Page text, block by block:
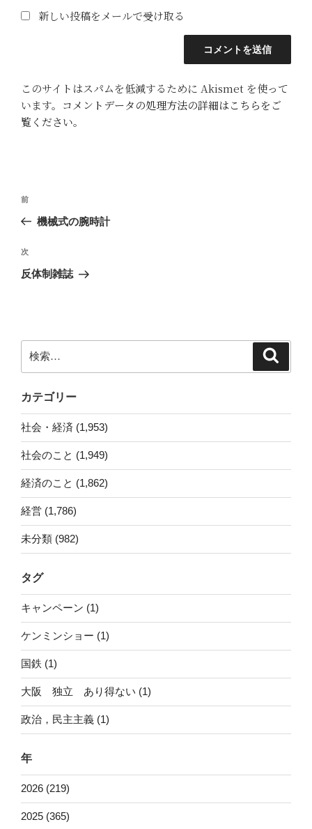
新しい投稿をメールで受け取る
このサイトはスパムを低減するために Akismet を使って
います。 コメントデータの処理方法の詳細はこちらをご
覧ください。
投
ビ
ゲ
ン
前
の
稿
前
機械式の腕時計
次
の
次
反体制雑誌
索:
カテゴリー
社会・経済 (1,953)
社会のこと (1,949)
経済のこと (1,862)
経営 (1,786)
未分類 (982)
タグ
キャンペーン (1)
ケンミンショー (1)
国鉄 (1)
大阪 独立 あり得ない (1)
政治，民主主義 (1)
年
2026 (219)
2025 (365)